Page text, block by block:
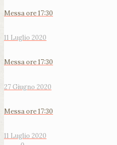
Messa ore 17:30
11 Luglio 2020
Messa ore 17:30
27 Giugno 2020
Messa ore 17:30
11 Luglio 2020